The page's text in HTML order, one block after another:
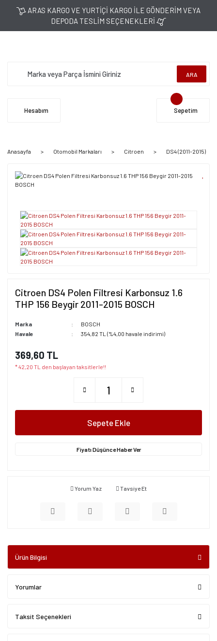
ARAS KARGO VE YURTİÇİ KARGO İLE GÖNDERİM VEYA
DEPODA TESLİM SEÇENEKLERİ
ARA
Hesabım Sepetim
Anasayfa Otomobil Markaları Citroen DS4 (2011-2015)
Citroen DS4 Polen Filtresi Karbonsuz 1.6
THP 156 Beygir 2011-2015 BOSCH
Marka
BOSCH
Havale
354,82 TL (%4,00 havale indirimi)
369,60 TL
* 42,20 TL den başlayan taksitlerle!!
Sepete Ekle
Fiyatı Düşünce Haber Ver
Yorum Yaz Tavsiye Et
Ürün Bilgisi
Yorumlar
Taksit Seçenekleri